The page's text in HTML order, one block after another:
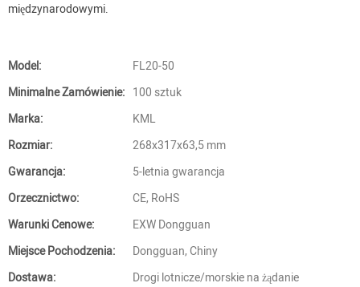
międzynarodowymi.
Model:
FL20-50
Minimalne Zamówienie: 100 sztuk
Marka:
KML
Rozmiar:
268x317x63,5 mm
Gwarancja:
5-letnia gwarancja
Orzecznictwo:
CE, RoHS
Warunki Cenowe:
EXW Dongguan
Miejsce Pochodzenia:
Dongguan, Chiny
Dostawa:
Drogi lotnicze/morskie na żądanie